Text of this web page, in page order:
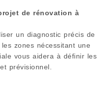
de rénovation à
un diagnostic précis de
zones nécessitant une
vous aidera à définir les
prévisionnel.